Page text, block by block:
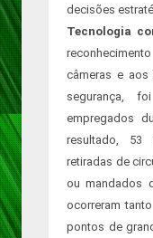
decisões
Tecnologia
câmeras e
segurança,
empregados
resultado, 53
retiradas de
ou mandados
ocorreram
pontos de